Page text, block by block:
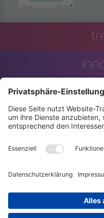
stellenanzeigen
code of